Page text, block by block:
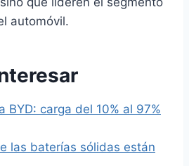
automóvil.
BYD: carga del 10% al 97%
las baterías sólidas están